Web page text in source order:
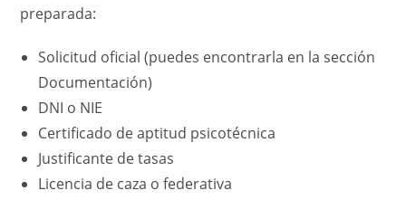
preparada:
Solicitud oficial (puedes encontrarla en la sección
Documentación)
DNI o NIE
Certificado de aptitud psicotécnica
Justificante de tasas
Licencia de caza o federativa